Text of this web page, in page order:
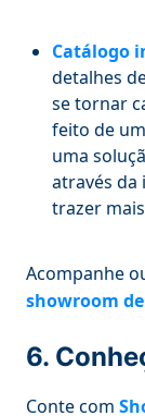
Catálogo
detalhes
se tornar
feito de
uma
através da
trazer
Acompanhe
showroom
6.
Conte com